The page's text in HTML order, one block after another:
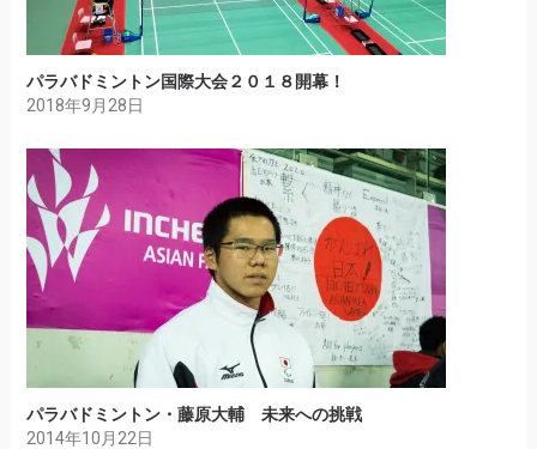
パラバドミントン国際大会２０１８開幕！
2018年9月28日
パラバドミントン・藤原大輔 未来への挑戦
2014年10月22日